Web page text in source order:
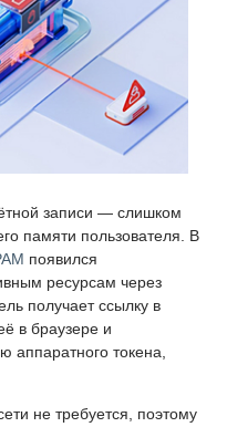
записи — слишком
памяти пользователя. В
появился
ресурсам через
получает ссылку в
в браузере и
аппаратного токена,
не требуется, поэтому